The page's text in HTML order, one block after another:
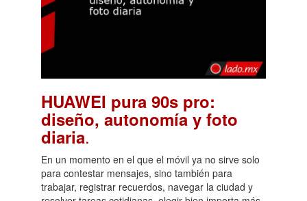
HUAWEI pura 90s pro:
diseño, autonomía y foto
diaria.
En un momento en el que el móvil ya no sirve solo
para contestar mensajes, sino también para
trabajar, registrar recuerdos, navegar la ciudad y